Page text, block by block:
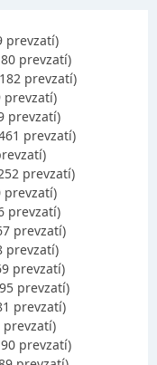
prevzatí)
prevzatí)
prevzatí)
prevzatí)
prevzatí)
prevzatí)
prevzatí)
prevzatí)
prevzatí)
prevzatí)
prevzatí)
prevzatí)
prevzatí)
prevzatí)
prevzatí)
prevzatí)